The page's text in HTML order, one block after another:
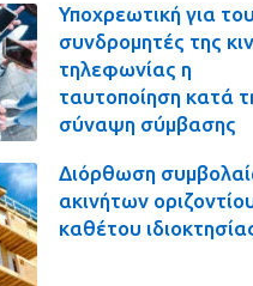
Υποχρεωτική για
συνδρομητές της
τηλεφωνίας η
ταυτοποίηση κατά
σύναψη σύμβασης
Διόρθωση
ακινήτων
καθέτου